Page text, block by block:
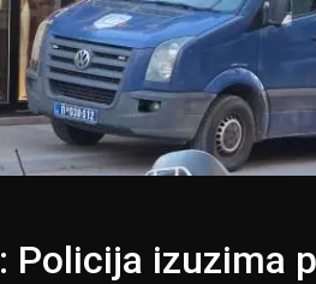
Policija izuzima